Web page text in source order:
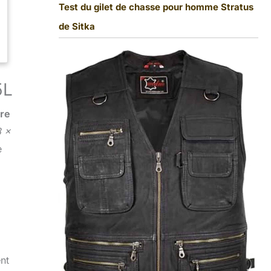
x
Test du gilet de chasse pour homme Stratus
de Sitka